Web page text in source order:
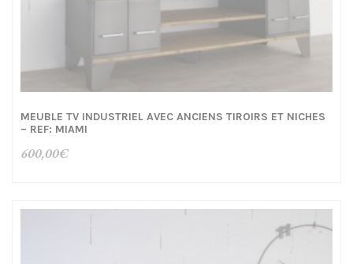
MEUBLE TV INDUSTRIEL AVEC ANCIENS TIROIRS ET NICHES
– REF: MIAMI
600,00€